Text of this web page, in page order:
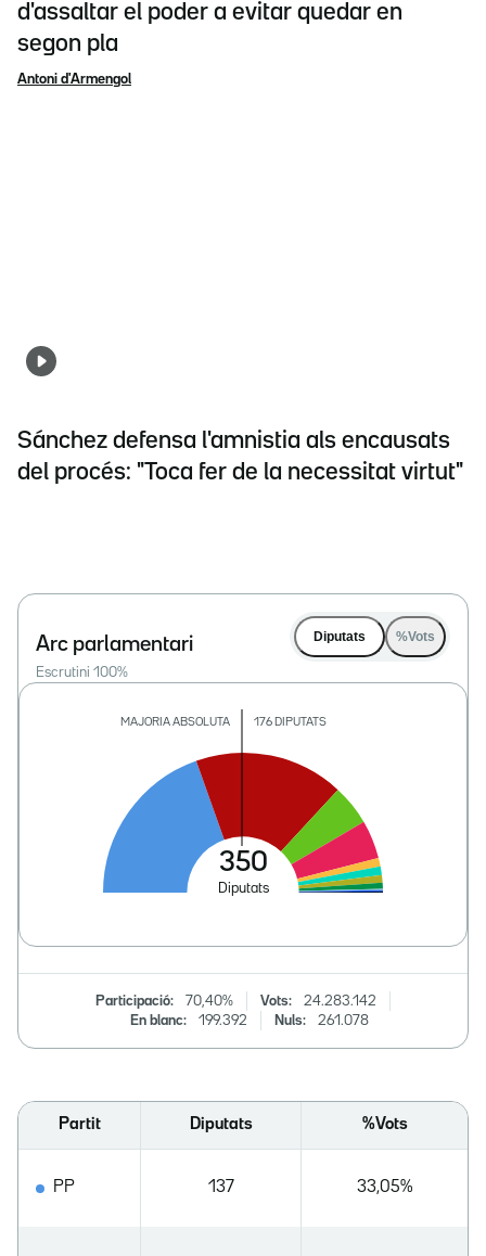
d'assaltar el poder a evitar quedar en
segon pla
Antoni d'Armengol
Sánchez defensa l'amnistia als encausats
del procés: "Toca fer de la necessitat virtut"
Arc parlamentari
Escrutini 100%
Diputats %Vots
Participació: 70,40% Vots:
24.283.142
En blanc:
199.392 Nuls: 261.078
Partit Diputats %Vots
PP 137 33,05%